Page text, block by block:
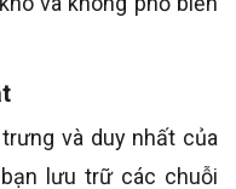
và duy nhất của
lưu trữ các chuỗi